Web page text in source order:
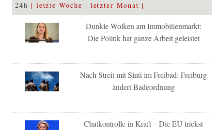
24h letzte Woche letzter Monat
Dunkle Wolken am Immobilienmarkt:
Die Politik hat ganze Arbeit geleistet
Nach Streit mit Sinti im Freibad: Freiburg
ändert Badeordnung
Chatkontrolle in Kraft – Die EU trickst